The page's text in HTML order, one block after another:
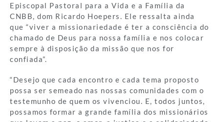
Episcopal Pastoral para a Vida e a Família da
CNBB, dom Ricardo Hoepers. Ele ressalta ainda
que “viver a missionariedade é ter a consciência do
chamado de Deus para nossa família e nos colocar
sempre à disposição da missão que nos for
confiada”.
“Desejo que cada encontro e cada tema proposto
possa ser semeado nas nossas comunidades com o
testemunho de quem os vivenciou. E, todos juntos,
possamos formar a grande família dos missionários